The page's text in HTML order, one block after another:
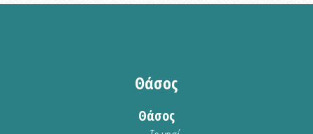
Θάσος
Θάσος